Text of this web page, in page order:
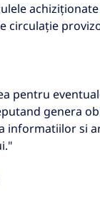
circulație
pentru
genera
si